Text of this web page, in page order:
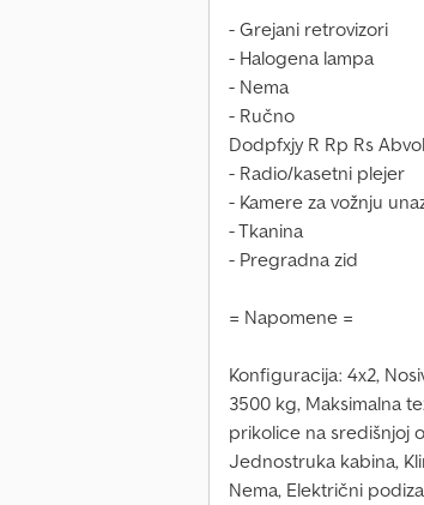
- Grejani retrovizori
- Halogena lampa
- Nema
- Ručno
Dodpfxjy R Rp Rs
- Radio/kasetni plejer
- Kamere za vožnju
- Tkanina
- Pregradna zid
= Napomene =
Konfiguracija: 4x2,
3500 kg, Maksimalna
prikolice na središnjoj
Jednostruka kabina,
Nema, Električni